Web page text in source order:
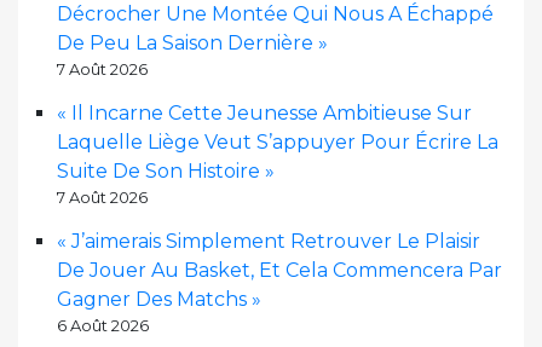
Décrocher Une Montée Qui Nous A Échappé
De Peu La Saison Dernière »
7 Août 2026
« Il Incarne Cette Jeunesse Ambitieuse Sur
Laquelle Liège Veut S’appuyer Pour Écrire La
Suite De Son Histoire »
7 Août 2026
« J’aimerais Simplement Retrouver Le Plaisir
De Jouer Au Basket, Et Cela Commencera Par
Gagner Des Matchs »
6 Août 2026